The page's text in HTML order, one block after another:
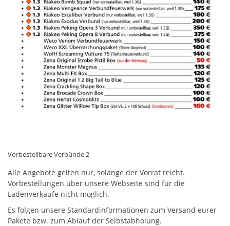
Vorbestellbare Verbünde 2
Alle Angebote gelten nur, solange der Vorrat reicht.
Vorbestellungen über unsere Webseite sind für die
Ladenverkäufe nicht möglich.
Es folgen unsere Standardinformationen zum Versand eurer
Pakete bzw. zum Ablauf der Selbstabholung.